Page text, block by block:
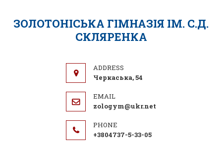
ЗОЛОТОНІСЬКА ГІМНАЗІЯ ІМ. С.Д.
СКЛЯРЕНКА
Черкаська, 54
zologym@ukr.net
+3804737-5-33-05